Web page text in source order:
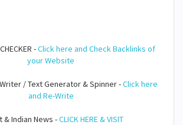
-Click here and Check Backlinks of
your Website
/ Text Generator & Spinner -Click here
and Re-Write
& Indian News -CLICK HERE & VISIT